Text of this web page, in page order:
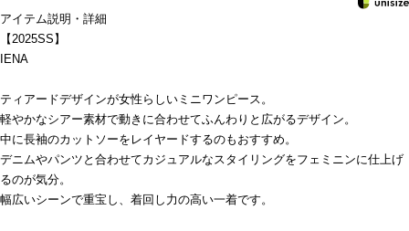
アイテム説明・詳細
【2025SS】
IENA
ティアードデザインが女性らしいミニワンピース。
軽やかなシアー素材で動きに合わせてふんわりと広がるデザイン。
中に長袖のカットソーをレイヤードするのもおすすめ。
デニムやパンツと合わせてカジュアルなスタイリングをフェミニンに仕上げ
るのが気分。
幅広いシーンで重宝し、着回し力の高い一着です。